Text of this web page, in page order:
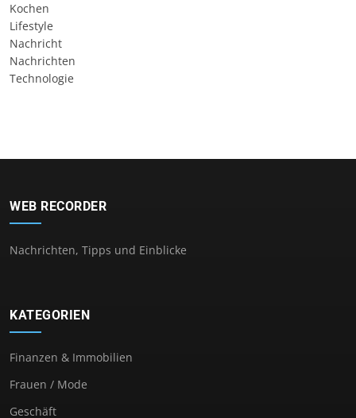
Kochen
Lifestyle
Nachricht
Nachrichten
Technologie
WEB RECORDER
Nachrichten, Tipps und Einblicke
KATEGORIEN
Finanzen & Immobilien
Frauen / Mode
Geschäft